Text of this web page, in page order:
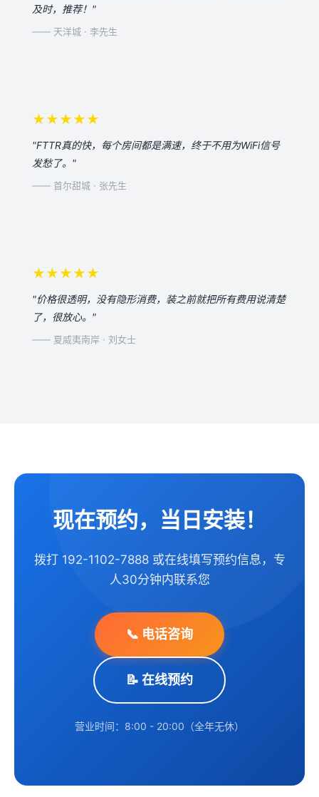
及时，推荐！"
—— 天洋城 · 李先生
★★★★★
"FTTR真的快，每个房间都是满速，终于不用为WiFi信号
发愁了。"
—— 首尔甜城 · 张先生
★★★★★
"价格很透明，没有隐形消费，装之前就把所有费用说清楚
了，很放心。"
—— 夏威夷南岸 · 刘女士
现在预约，当日安装！
拨打 192-1102-7888 或在线填写预约信息，专
人30分钟内联系您
📞 电话咨询
📝 在线预约
营业时间：8:00 - 20:00（全年无休）